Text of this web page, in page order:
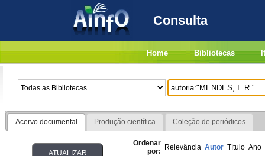
Consulta
Home Bibliotecas
Acervo documental Produção científica Coleção de periódicos
Ordenar
por: Relevância Autor Título Ano